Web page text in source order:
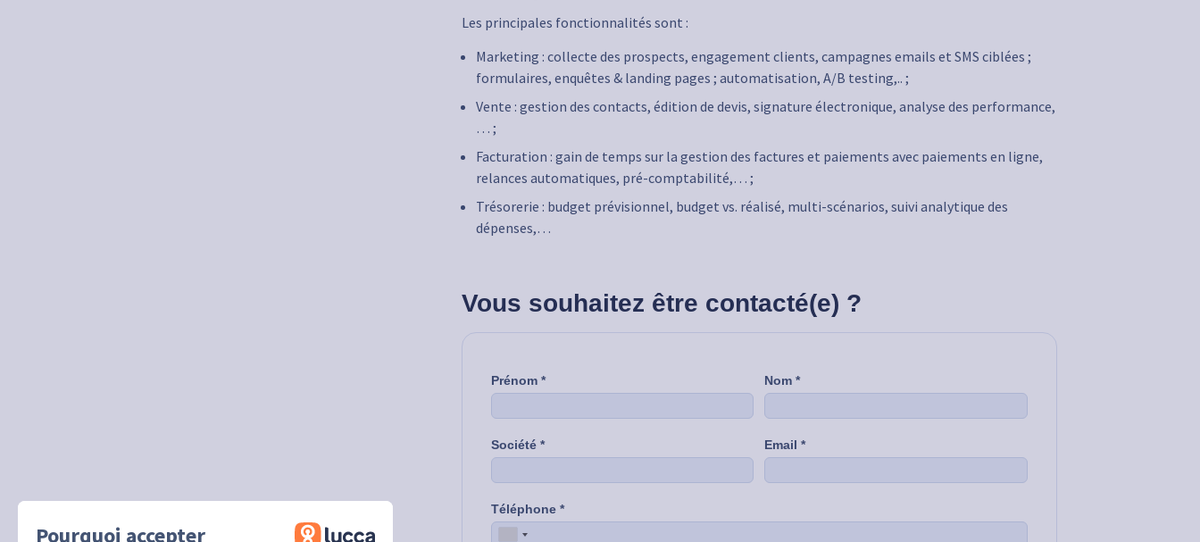
Pourquoi accepter
Les principales fonctionnalités sont :
Marketing : collecte des prospects, engagement clients, campagnes emails et SMS ciblées ;
formulaires, enquêtes & landing pages ; automatisation, A/B testing,.. ;
Vente : gestion des contacts, édition de devis, signature électronique, analyse des performance,
… ;
Facturation : gain de temps sur la gestion des factures et paiements avec paiements en ligne,
relances automatiques, pré-comptabilité,… ;
Trésorerie : budget prévisionnel, budget vs. réalisé, multi-scénarios, suivi analytique des
dépenses,…
Vous souhaitez être contacté(e) ?